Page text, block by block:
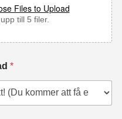
Files to Upload
till 5 filer.
*